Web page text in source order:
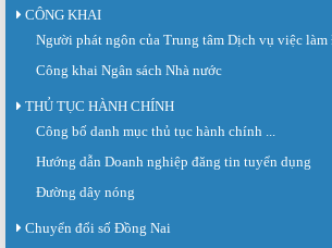
CÔNG KHAI
Người phát ngôn của Trung tâm Dịch vụ việc
Công khai Ngân sách Nhà nước
THỦ TỤC HÀNH CHÍNH
Công bố danh mục thủ tục hành chính ...
Hướng dẫn Doanh nghiệp đăng tin tuyển dụng
Đường dây nóng
Chuyển đổi số Đồng Nai
Sàn giao dịch việc làm lần thứ 08 năm 2026: Hơn
Sáng ngày 03/8/2026, Trung tâm Dịch vụ việc làm
Báo cáo số 141/BC-TTDVVL của Trung tâm Dịch vụ
Báo cáo kết quả tổ chức Sàn giao dịch việc làm lần